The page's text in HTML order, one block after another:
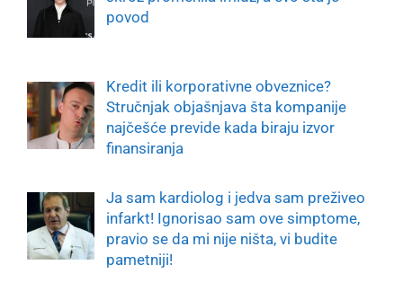
povod
Kredit ili korporativne obveznice?
Stručnjak objašnjava šta kompanije
najčešće previde kada biraju izvor
finansiranja
Ja sam kardiolog i jedva sam preživeo
infarkt! Ignorisao sam ove simptome,
pravio se da mi nije ništa, vi budite
pametniji!